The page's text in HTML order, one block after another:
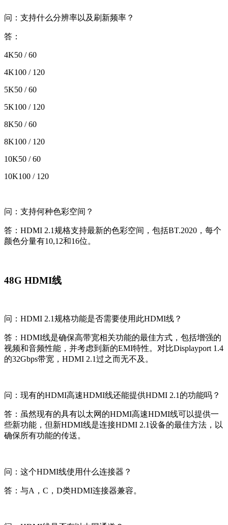
问：支持什么分辨率以及刷新频率？
答：
4K50 / 60
4K100 / 120
5K50 / 60
5K100 / 120
8K50 / 60
8K100 / 120
10K50 / 60
10K100 / 120
问：支持何种色彩空间？
答：HDMI 2.1规格支持最新的色彩空间，包括BT.2020，每个
颜色分量有10,12和16位。
48G HDMI线
问：HDMI 2.1规格功能是否需要使用此HDMI线？
答：HDMI线是确保高带宽相关功能的最佳方式，包括增强的
视频和音频性能，并考虑到新的EMI特性。对比Displayport 1.4
的32Gbps带宽，HDMI 2.1过之而无不及。
问：现有的HDMI高速HDMI线还能提供HDMI 2.1的功能吗？
答：虽然现有的具有以太网的HDMI高速HDMI线可以提供一
些新功能，但新HDMI线是连接HDMI 2.1设备的最佳方法，以
确保所有功能的传送。
问：这个HDMI线使用什么连接器？
答：与A，C，D类HDMI连接器兼容。